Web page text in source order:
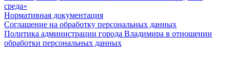
среда»
Нормативная документация
Соглашение на обработку персональных данных
Политика администрации города Владимира в отношении
обработки персональных данных